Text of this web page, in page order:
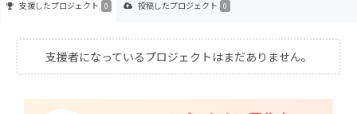
支援したプロジェクト 0 投稿したプロジェクト 0
支援者になっているプロジェクトはまだありません。